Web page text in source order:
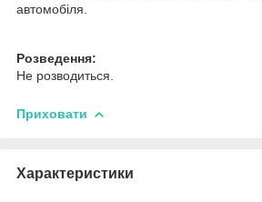
автомобіля.
Розведення:
Не розводиться.
Приховати
Характеристики